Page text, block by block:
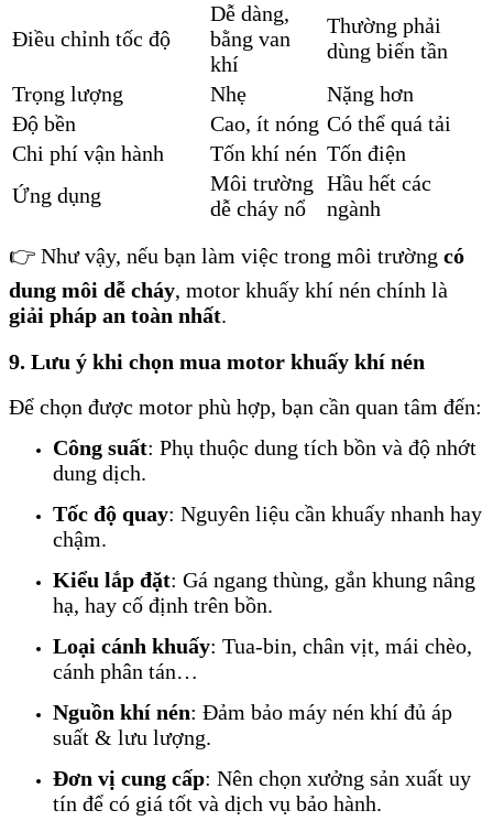
Điều chỉnh tốc độ
Dễ dàng,
bằng van
khí
Thường phải
dùng biến tần
Trọng lượng
Nhẹ
Nặng hơn
Độ bền
Cao, ít nóng Có thể quá tải
Chi phí vận hành
Tốn khí nén Tốn điện
Ứng dụng
Môi trường
dễ cháy nổ
Hầu hết các
ngành
👉 Như vậy, nếu bạn làm việc trong môi trường có
dung môi dễ cháy, motor khuấy khí nén chính là
giải pháp an toàn nhất.
9. Lưu ý khi chọn mua motor khuấy khí nén
Để chọn được motor phù hợp, bạn cần quan tâm đến:
Công suất: Phụ thuộc dung tích bồn và độ nhớt
dung dịch.
Tốc độ quay: Nguyên liệu cần khuấy nhanh hay
chậm.
Kiểu lắp đặt: Gá ngang thùng, gắn khung nâng
hạ, hay cố định trên bồn.
Loại cánh khuấy: Tua-bin, chân vịt, mái chèo,
cánh phân tán…
Nguồn khí nén: Đảm bảo máy nén khí đủ áp
suất & lưu lượng.
Đơn vị cung cấp: Nên chọn xưởng sản xuất uy
tín để có giá tốt và dịch vụ bảo hành.